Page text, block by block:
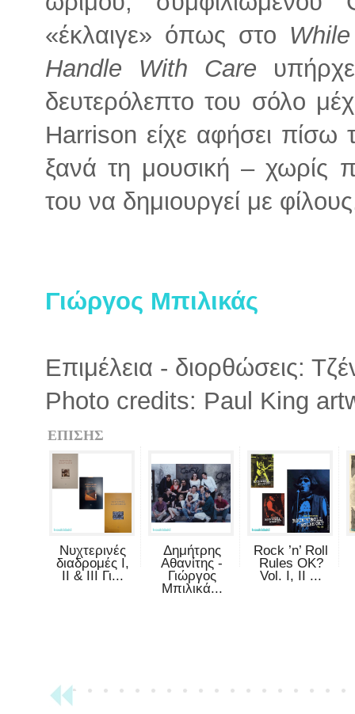
«έκλαιγε» όπως στο
Handle With Care
δευτερόλεπτο του σόλο
Harrison είχε αφήσει πίσω
ξανά τη μουσική – χωρίς
του να δημιουργεί με
Γιώργος Μπιλικάς
Επιμέλεια - διορθώσεις:
Photo credits: Paul King
ΕΠΙΣΗΣ
Νυχτερινές
διαδρομές Ι,
ΙΙ & ΙΙΙ Γι...
Δημήτρης
Αθανίτης -
Γιώργος
Μπιλικά...
Rock ’n’ Roll
Rules OK?
Vol. I, II ...